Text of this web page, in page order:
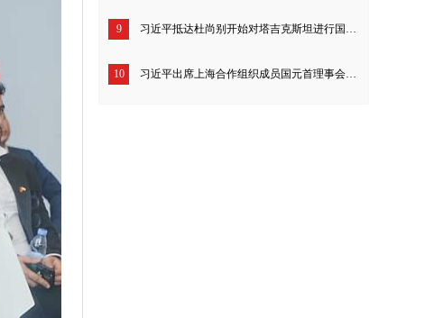
9 习近平抵达杜尚别开始对塔吉克斯坦进行国事访问
10 习近平出席上海合作组织成员国元首理事会第二十四次会议